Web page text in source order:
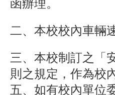
函辦理。
二、本校校內車輛
三、本校制訂之「
則之規定，作為校
五、如有校內單位